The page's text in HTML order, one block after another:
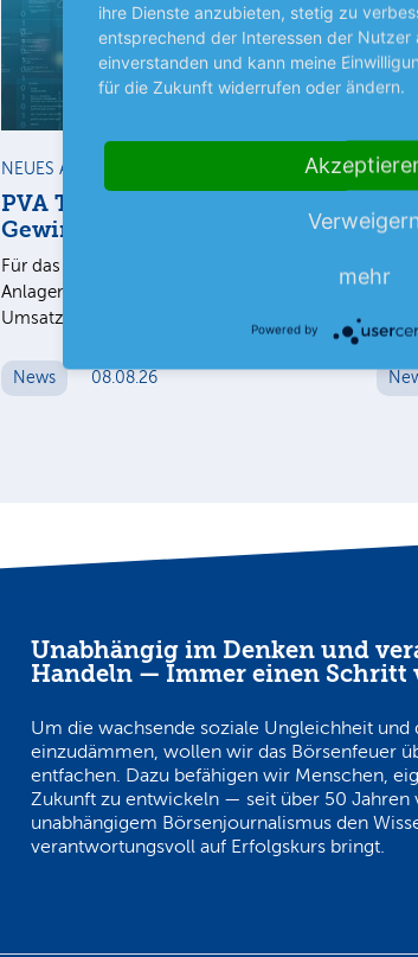
NEUES AUS UNTERNEHMEN
PVA Tepla mit
Gewinneinbruch
Für das 1. Halbjahr weist der Hightech-
Anlagenbauer einen nahezu konstanten
Umsatz aus.
News 08.08.26
Der
für
Unabhängig im Denken und
Handeln — Immer einen Schritt
Um die wachsende soziale Ungleichheit
einzudämmen, wollen wir das Börsenfeuer
entfachen. Dazu befähigen wir Menschen,
Zukunft zu entwickeln — seit über 50 Jahren
unabhängigem Börsenjournalismus den
verantwortungsvoll auf Erfolgskurs bringt.
ihre Dienste anzubieten, stetig zu
entsprechend der Interessen der
einverstanden und kann meine
für die Zukunft widerrufen oder ändern.
Verweigern
mehr
Powered by